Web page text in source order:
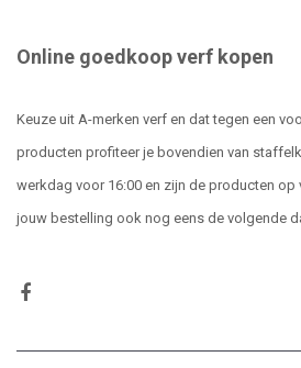
Online goedkoop verf kopen
Keuze uit A-merken verf en dat tegen een
producten profiteer je bovendien van
werkdag voor 16:00 en zijn de producten op
jouw bestelling ook nog eens de volgende